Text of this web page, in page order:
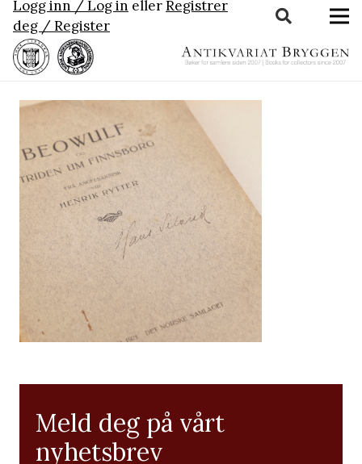
Logg inn / Log in ellerRegistrer
deg / Register
Meld deg på vårt
nyhetsbrev